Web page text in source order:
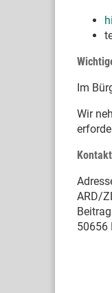
Im
Wir
ARD/
50656